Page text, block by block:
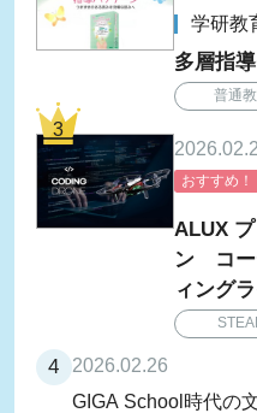
学研教
普通
多層指
おすすめ！
ALUX
ン コー
ィング
2026.02.26
GIGA School時代の